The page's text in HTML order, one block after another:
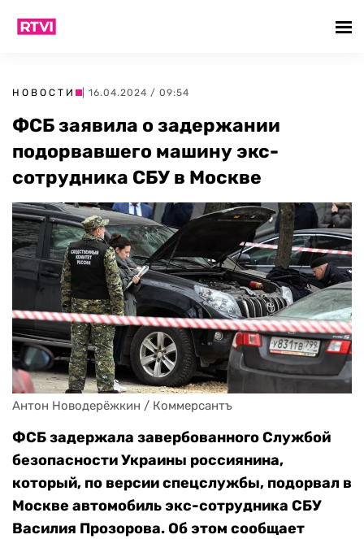
НОВОСТИ | 16.04.2024 / 09:54
ФСБ заявила о задержании
подорвавшего машину экс-
сотрудника СБУ в Москве
Антон Новодерёжкин / Коммерсантъ
ФСБ задержала завербованного Службой
безопасности Украины россиянина,
который, по версии спецслужбы, подорвал в
Москве автомобиль экс-сотрудника СБУ
Василия Прозорова. Об этом сообщает